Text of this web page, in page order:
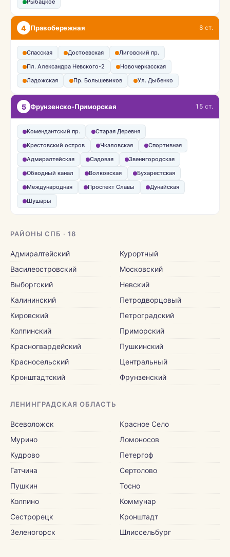
Рыбацкое
4 Правобережная 8 ст.
Спасская Достоевская
Лиговский пр.
Пл. Александра Невского-2
Новочеркасская
Ладожская
Пр. Большевиков Ул. Дыбенко
5 Фрунзенско-Приморская 15 ст.
Комендантский пр.
Старая Деревня
Крестовский остров
Чкаловская
Спортивная
Адмиралтейская
Садовая
Звенигородская
Обводный канал
Волковская
Бухарестская
Международная
Проспект Славы
Дунайская
Шушары
РАЙОНЫ СПБ · 18
Адмиралтейский
Василеостровский
Выборгский
Калининский
Кировский
Колпинский
Красногвардейский
Красносельский
Кронштадтский
Курортный
Московский
Невский
Петродворцовый
Петроградский
Приморский
Пушкинский
Центральный
Фрунзенский
ЛЕНИНГРАДСКАЯ ОБЛАСТЬ
Всеволожск
Мурино
Кудрово
Гатчина
Пушкин
Колпино
Сестрорецк
Зеленогорск
Красное Село
Ломоносов
Петергоф
Сертолово
Тосно
Коммунар
Кронштадт
Шлиссельбург